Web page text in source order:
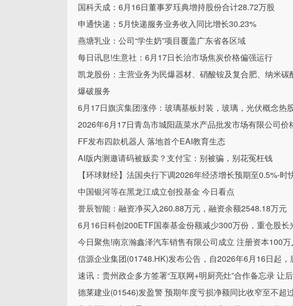
国科天成：6月16日董事罗珏典增持股份合计28.72万股
申通快递：5月快递服务业务收入同比增长30.23%
燕塘乳业：公司“学生奶”项目覆盖广东省各区域
每日讯息!生意社：6月17日长治市场焦炭价格偏强运行
凯龙股份：主营业务为民爆器材、硝酸铵及复合肥、纳米
爆破服务
6月17日旗滨集团涨停：玻璃基板封装，玻璃，光伏概念热
2026年6月17日青岛市城阳蔬菜水产品批发市场有限公司价
FF发布四款机器人 落地首个EAI教育生态
AI版内测邀请码被贩卖？支付宝：别被骗，别花冤枉钱
【环球财经】法国央行下调2026年经济增长预期至0.5%-时
中国银河等在黑龙江成立创投基金 今日看点
誉辰智能：融资净买入260.88万元，融资余额2548.18万元
6月16日科创200ETF国泰基金份额减少300万份，重仓股
今日聚焦!南京瀚鑫泽汽车销售有限公司成立 注册资本100万
信源企业集团(01748.HK)发布公告，自2026年6月16日起
速讯：贵州政企多方签署“互联网+明厨亮灶”合作备忘录 让
德莱建业(01546)发盈警 预期年度亏损净额同比收窄至不超